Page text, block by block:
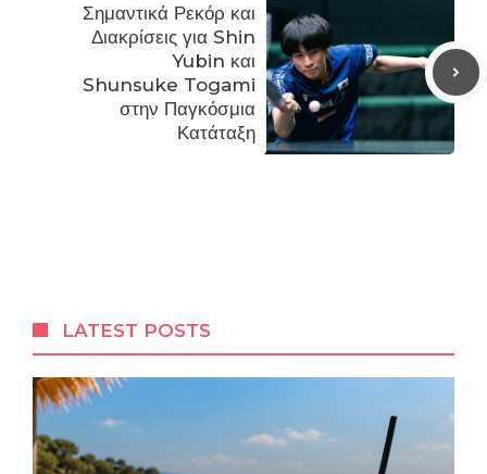
Σημαντικά Ρεκόρ και
Διακρίσεις για Shin
Yubin και
Shunsuke Togami
στην Παγκόσμια
Κατάταξη
LATEST POSTS